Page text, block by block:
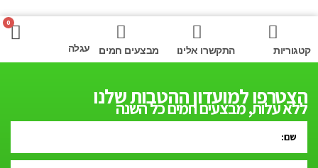
קטגוריות התקשרו אלינו מבצעים חמים
0
עגלה
הצטרפו למועדון ההטבות שלנו
ללא עלות, מבצעים חמים כל השנה